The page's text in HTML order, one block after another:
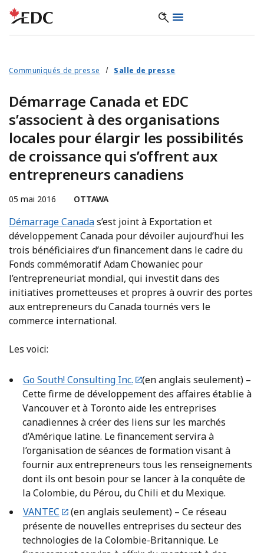
Communiqués de presse Salle de presse
Démarrage Canada et EDC
s’associent à des organisations
locales pour élargir les possibilités
de croissance qui s’offrent aux
entrepreneurs canadiens
05 mai 2016 OTTAWA
Démarrage Canadas’est joint à Exportation et
développement Canada pour dévoiler aujourd’hui les
trois bénéficiaires d’un financement dans le cadre du
Fonds commémoratif Adam Chowaniec pour
l’entrepreneuriat mondial, qui investit dans des
initiatives prometteuses et propres à ouvrir des portes
aux entrepreneurs du Canada tournés vers le
commerce international.
Les voici:
Go South! Consulting Inc.
(en anglais seulement) –
Cette firme de développement des affaires établie à
Vancouver et à Toronto aide les entreprises
canadiennes à créer des liens sur les marchés
d’Amérique latine. Le financement servira à
l’organisation de séances de formation visant à
fournir aux entrepreneurs tous les renseignements
dont ils ont besoin pour se lancer à la conquête de
la Colombie, du Pérou, du Chili et du Mexique.
VANTEC
(en anglais seulement) – Ce réseau
présente de nouvelles entreprises du secteur des
technologies de la Colombie-Britannique. Le